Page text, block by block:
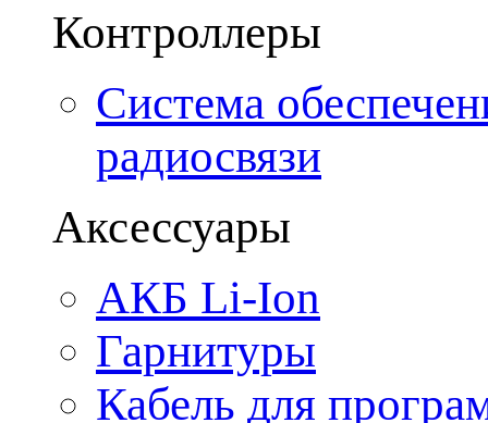
Контроллеры
Система
радиосвязи
Аксессуары
АКБ Li-Ion
Гарнитуры
Кабель для